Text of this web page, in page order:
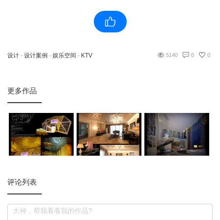
设计 - 设计案例 - 娱乐空间 - KTV 5140 0 0
更多作品
评论列表